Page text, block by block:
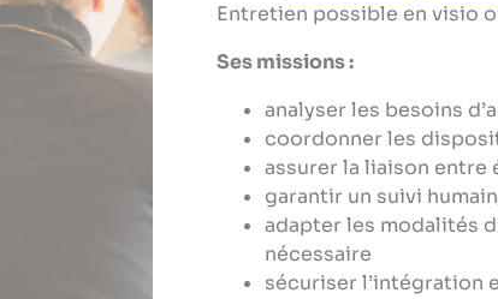
Entretien possible en visio
Ses missions :
analyser les besoins
coordonner les
assurer la liaison
garantir un suivi
adapter les modalités
nécessaire
sécuriser l’intégration